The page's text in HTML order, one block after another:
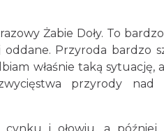
Żabie Doły. To
Przyroda bardzo
właśnie taką sytuację,
przyrody nad